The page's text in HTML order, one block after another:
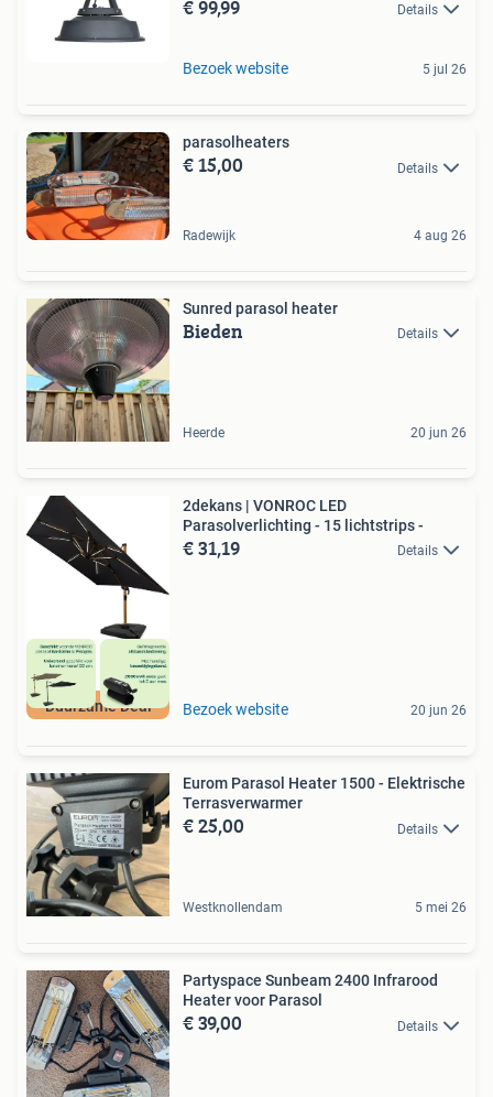
€ 99,99 Details
Bezoek website 5 jul 26
parasolheaters
€ 15,00 Details
Radewijk 4 aug 26
Sunred parasol heater
Bieden Details
Heerde 20 jun 26
Duurzame Deal
2dekans | VONROC LED
Parasolverlichting - 15 lichtstrips -
€ 31,19 Details
Bezoek website 20 jun 26
Eurom Parasol Heater 1500 - Elektrische
Terrasverwarmer
€ 25,00 Details
Westknollendam 5 mei 26
Partyspace Sunbeam 2400 Infrarood
Heater voor Parasol
€ 39,00 Details